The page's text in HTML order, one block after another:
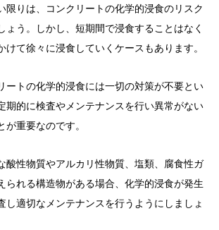
限りは、コンクリートの化学的浸食のリスク
ょう。しかし、短期間で浸食することはなく
けて徐々に浸食していくケースもあります。
ートの化学的浸食には一切の対策が不要とい
期的に検査やメンテナンスを行い異常がない
重要なのです。
酸性物質やアルカリ性物質、塩類、腐食性ガ
られる構造物がある場合、化学的浸食が発生
し適切なメンテナンスを行うようにしましょ